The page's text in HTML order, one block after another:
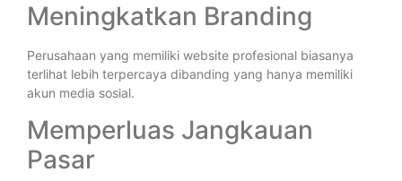
Meningkatkan Branding
Perusahaan yang memiliki website profesional biasanya
terlihat lebih terpercaya dibanding yang hanya memiliki
akun media sosial.
Memperluas Jangkauan
Pasar